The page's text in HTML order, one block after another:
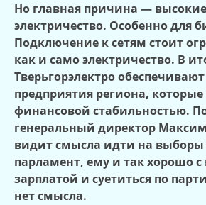
Но главная причина —
электричество. Особенно для
Подключение к сетям стоит
как и само электричество. В
Тверьгорэлектро обеспечивают
предприятия региона,
финансовой стабильностью.
генеральный директор
видит смысла идти на выборы
парламент, ему и так хорошо
зарплатой и суетиться по
нет смысла.